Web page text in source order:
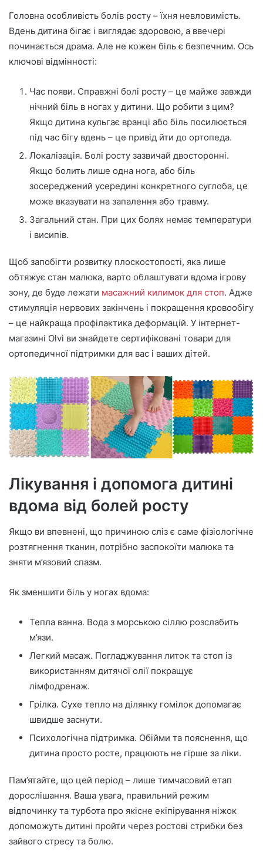
Головна особливість болів росту – їхня невловимість.
Вдень дитина бігає і виглядає здоровою, а ввечері
починається драма. Але не кожен біль є безпечним. Ось
ключові відмінності:
Час появи. Справжні болі росту – це майже завжди
нічний біль в ногах у дитини. Що робити з цим?
Якщо дитина кульгає вранці або біль посилюється
під час бігу вдень – це привід йти до ортопеда.
Локалізація. Болі росту зазвичай двосторонні.
Якщо болить лише одна нога, або біль
зосереджений усередині конкретного суглоба, це
може вказувати на запалення або травму.
Загальний стан. При цих болях немає температури
і висипів.
Щоб запобігти розвитку плоскостопості, яка лише
обтяжує стан малюка, варто облаштувати вдома ігрову
зону, де буде лежати масажний килимок для стоп. Адже
стимуляція нервових закінчень і покращення кровообігу
– це найкраща профілактика деформацій. У інтернет-
магазині Olvi ви знайдете сертифіковані товари для
ортопедичної підтримки для вас і ваших дітей.
Лікування і допомога дитині
вдома від болей росту
Якщо ви впевнені, що причиною сліз є саме фізіологічне
розтягнення тканин, потрібно заспокоїти малюка та
зняти м’язовий спазм.
Як зменшити біль у ногах вдома:
Тепла ванна. Вода з морською сіллю розслабить
м’язи.
Легкий масаж. Погладжування литок та стоп із
використанням дитячої олії покращує
лімфодренаж.
Грілка. Сухе тепло на ділянку гомілок допомагає
швидше заснути.
Психологічна підтримка. Обійми та пояснення, що
дитина просто росте, працюють не гірше за ліки.
Пам’ятайте, що цей період – лише тимчасовий етап
дорослішання. Ваша увага, правильний режим
відпочинку та турбота про якісне екіпірування ніжок
допоможуть дитині пройти через ростові стрибки без
зайвого стресу та болю.